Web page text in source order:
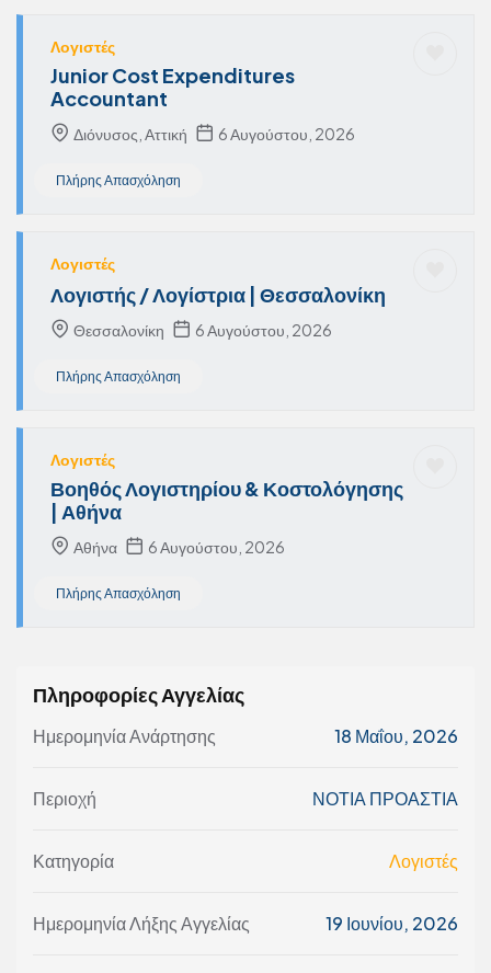
Λογιστές
Junior Cost Expenditures
Accountant
Διόνυσος, Αττική 6 Αυγούστου, 2026
Πλήρης Απασχόληση
Λογιστές
Λογιστής / Λογίστρια | Θεσσαλονίκη
Θεσσαλονίκη 6 Αυγούστου, 2026
Πλήρης Απασχόληση
Λογιστές
Βοηθός Λογιστηρίου & Κοστολόγησης
| Αθήνα
Αθήνα 6 Αυγούστου, 2026
Πλήρης Απασχόληση
Πληροφορίες Αγγελίας
Ημερομηνία Ανάρτησης 18 Μαΐου, 2026
Περιοχή ΝΟΤΙΑ ΠΡΟΑΣΤΙΑ
Κατηγορία Λογιστές
Ημερομηνία Λήξης Αγγελίας 19 Ιουνίου, 2026